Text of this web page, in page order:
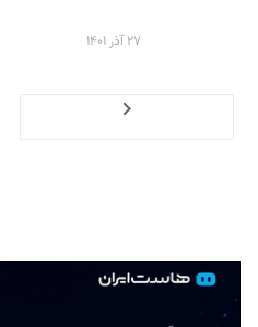
۲۷ آذر ۱۴۰۱